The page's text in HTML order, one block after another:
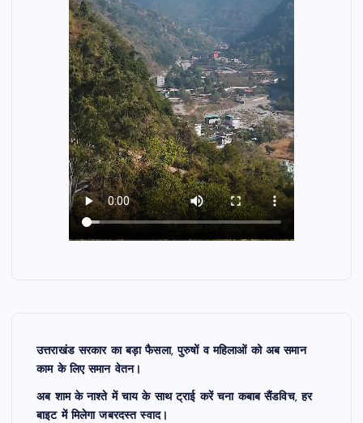
उत्तराखंड सरकार का बड़ा फैसला, पुरुषों व महिलाओं को अब समान
काम के लिए समान वेतन।
अब शाम के नाश्ते में चाय के साथ ट्राई करें चना कबाब सैंडविच, हर
बाइट में मिलेगा जबरदस्त स्वाद।